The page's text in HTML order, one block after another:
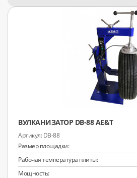
ВУЛКАНИЗАТОР DB-88 AE&T
DB-88
Размер площадки:
Рабочая температура плиты:
Мощность: